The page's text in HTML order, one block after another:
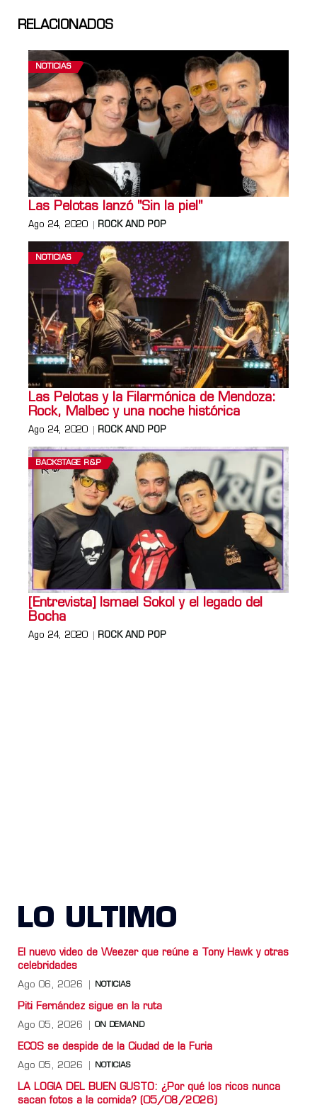
RELACIONADOS
NOTICIAS
Las Pelotas lanzó "Sin la piel"
Ago 24, 2020 ROCK AND POP
NOTICIAS
Las Pelotas y la Filarmónica de Mendoza:
Rock, Malbec y una noche histórica
Ago 24, 2020 ROCK AND POP
BACKSTAGE R&P
[Entrevista] Ismael Sokol y el legado del
Bocha
Ago 24, 2020 ROCK AND POP
LO ULTIMO
El nuevo video de Weezer que reúne a Tony Hawk y otras
celebridades
Ago 06, 2026 NOTICIAS
Piti Fernández sigue en la ruta
Ago 05, 2026 ON DEMAND
ECOS se despide de la Ciudad de la Furia
Ago 05, 2026 NOTICIAS
LA LOGIA DEL BUEN GUSTO: ¿Por qué los ricos nunca
sacan fotos a la comida? (05/08/2026)